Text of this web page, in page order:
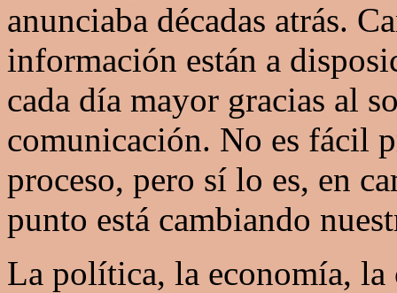
anunciaba décadas atrás.
información están a
cada día mayor gracias al
comunicación. No es fácil
proceso, pero sí lo es, en
punto está cambiando
La política, la economía, la